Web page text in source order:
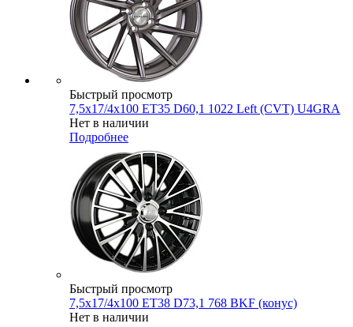
Быстрый просмотр
7,5x17/4x100 ET35 D60,1 1022 Left (CVT) U4GRA
Нет в наличии
Подробнее
Быстрый просмотр
7,5x17/4x100 ET38 D73,1 768 BKF (конус)
Нет в наличии